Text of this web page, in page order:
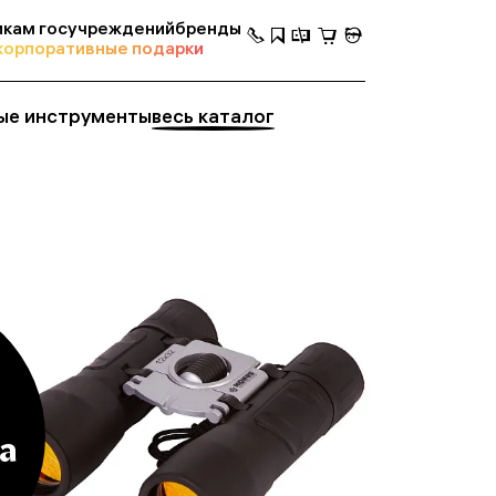
госучрежденийбренды
подарки
инструментывесь каталог